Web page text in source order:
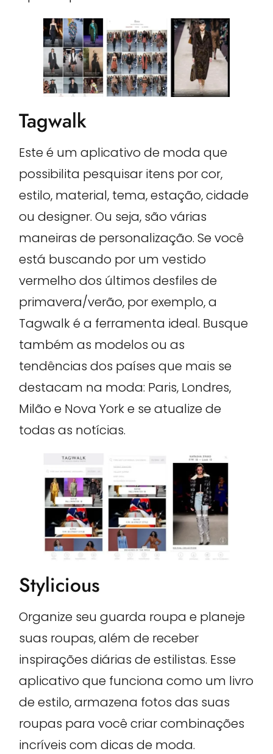
Tagwalk
Este é um aplicativo de moda que
possibilita pesquisar itens por cor,
estilo, material, tema, estação, cidade
ou designer. Ou seja, são várias
maneiras de personalização. Se você
está buscando por um vestido
vermelho dos últimos desfiles de
primavera/verão, por exemplo, a
Tagwalk é a ferramenta ideal. Busque
também as modelos ou as
tendências dos países que mais se
destacam na moda: Paris, Londres,
Milão e Nova York e se atualize de
todas as notícias.
Stylicious
Organize seu guarda roupa e planeje
suas roupas, além de receber
inspirações diárias de estilistas. Esse
aplicativo que funciona como um livro
de estilo, armazena fotos das suas
roupas para você criar combinações
incríveis com dicas de moda.